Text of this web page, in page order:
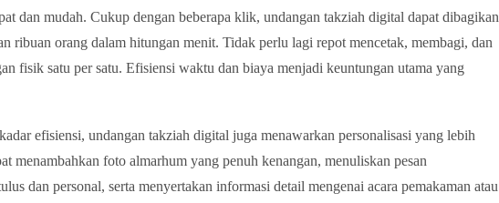
dan mudah. Cukup dengan beberapa klik, undangan takziah digital dapat dibagikan
ribuan orang dalam hitungan menit. Tidak perlu lagi repot mencetak, membagi, dan
fisik satu per satu. Efisiensi waktu dan biaya menjadi keuntungan utama yang
efisiensi, undangan takziah digital juga menawarkan personalisasi yang lebih
menambahkan foto almarhum yang penuh kenangan, menuliskan pesan
dan personal, serta menyertakan informasi detail mengenai acara pemakaman atau